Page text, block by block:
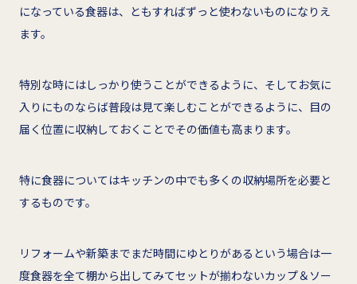
になっている食器は、ともすればずっと使わないものになりえ
ます。
特別な時にはしっかり使うことができるように、そしてお気に
入りにものならば普段は見て楽しむことができるように、目の
届く位置に収納しておくことでその価値も高まります。
特に食器についてはキッチンの中でも多くの収納場所を必要と
するものです。
リフォームや新築までまだ時間にゆとりがあるという場合は一
度食器を全て棚から出してみてセットが揃わないカップ＆ソー